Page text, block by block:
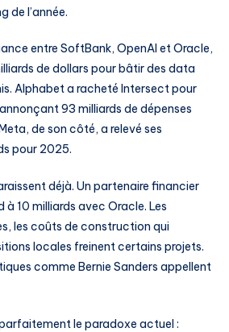
de l’année.
entre SoftBank, OpenAI et Oracle,
de dollars pour bâtir des data
Alphabet a racheté Intersect pour
93 milliards de dépenses
de son côté, a relevé ses
pour 2025.
déjà. Un partenaire financier
à 10 milliards avec Oracle. Les
les coûts de construction qui
locales freinent certains projets.
comme Bernie Sanders appellent
le paradoxe actuel :